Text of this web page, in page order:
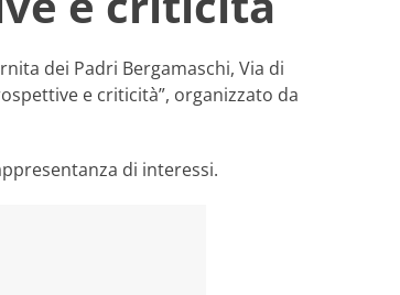
dei Padri Bergamaschi, Via di
e criticità”, organizzato da
di interessi.